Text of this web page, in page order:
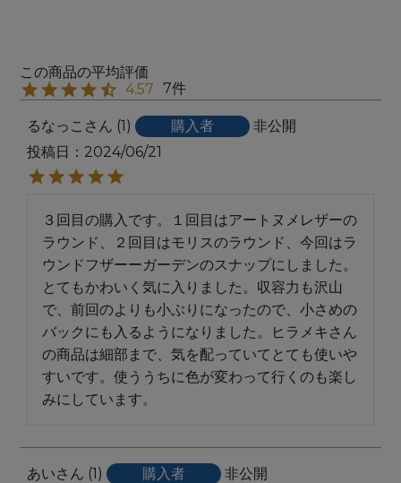
4.57 7
るなっこ 1 購入者
非公開
投稿日
2024/06/21
３回目の購入です。１回目はアートヌメレザーの
ラウンド、２回目はモリスのラウンド、今回はラ
ウンドフザーーガーデンのスナップにしました。
とてもかわいく気に入りました。収容力も沢山
で、前回のよりも小ぶりになったので、小さめの
バックにも入るようになりました。ヒラメキさん
の商品は細部まで、気を配っていてとても使いや
すいです。使ううちに色が変わって行くのも楽し
みにしています。
あい 1 購入者
非公開